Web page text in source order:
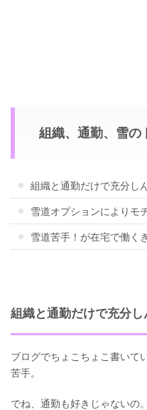
組織、通勤、雪の
組織と通勤だけで充分し
雪道オプションによりモ
雪道苦手！が在宅で働く
組織と通勤だけで充分し
ブログでちょこちょこ書いて
苦手。
でね、通勤も好きじゃないの。